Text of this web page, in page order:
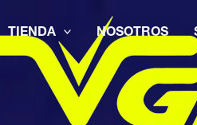
TIENDA NOSOTROS